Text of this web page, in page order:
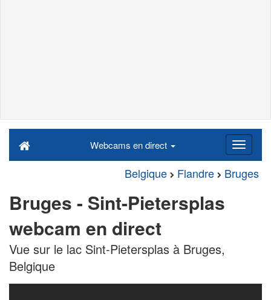
Webcams en direct
Belgique Flandre Bruges
Bruges - Sint-Pietersplas
webcam en direct
Vue sur le lac Sint-Pietersplas à Bruges,
Belgique